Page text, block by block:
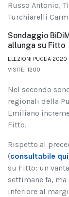
Russo Antonio,
Turchiarelli
Sondaggio
allunga su Fitto
ELEZIONI PUGLIA 2020
VISITE: 1200
Nel secondo
regionali della
Emiliano
Fitto.
Rispetto al
(consultabile qui
su Fitto: un
settimane fa,
inferiore al